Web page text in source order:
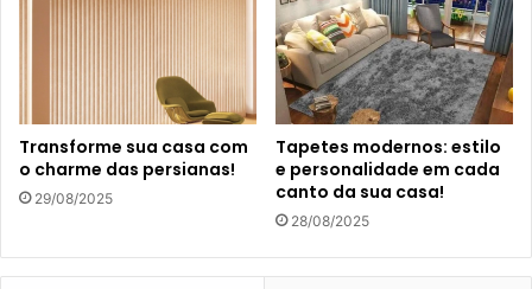
Transforme sua casa com
o charme das persianas!
29/08/2025
Tapetes modernos: estilo
e personalidade em cada
canto da sua casa!
28/08/2025